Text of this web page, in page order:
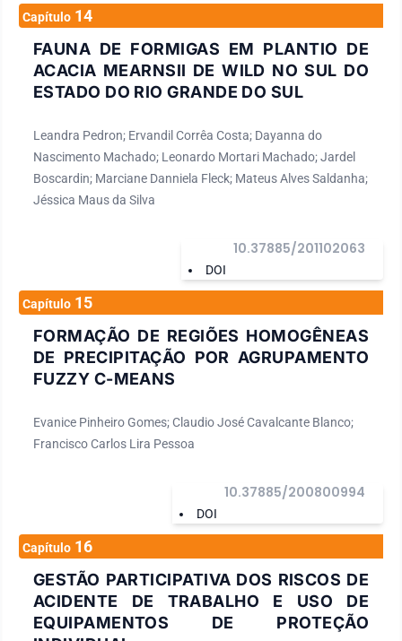
Capítulo 14
FAUNA DE FORMIGAS EM PLANTIO DE
ACACIA MEARNSII DE WILD NO SUL DO
ESTADO DO RIO GRANDE DO SUL
Leandra Pedron; Ervandil Corrêa Costa; Dayanna do
Nascimento Machado; Leonardo Mortari Machado; Jardel
Boscardin; Marciane Danniela Fleck; Mateus Alves Saldanha;
Jéssica Maus da Silva
DOI
10.37885/201102063
Capítulo 15
FORMAÇÃO DE REGIÕES HOMOGÊNEAS
DE PRECIPITAÇÃO POR AGRUPAMENTO
FUZZY C-MEANS
Evanice Pinheiro Gomes; Claudio José Cavalcante Blanco;
Francisco Carlos Lira Pessoa
DOI
10.37885/200800994
Capítulo 16
GESTÃO PARTICIPATIVA DOS RISCOS DE
ACIDENTE DE TRABALHO E USO DE
EQUIPAMENTOS DE PROTEÇÃO